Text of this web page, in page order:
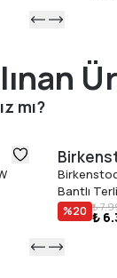
mı?
Bantlı
%20 ₺
₺